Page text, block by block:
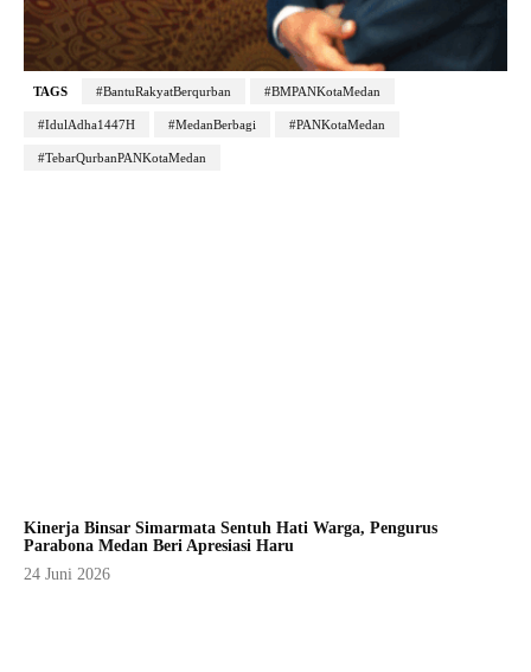
TAGS #BantuRakyatBerqurban #BMPANKotaMedan
#IdulAdha1447H #MedanBerbagi #PANKotaMedan
#TebarQurbanPANKotaMedan
Kinerja Binsar Simarmata Sentuh Hati Warga, Pengurus
Parabona Medan Beri Apresiasi Haru
24 Juni 2026